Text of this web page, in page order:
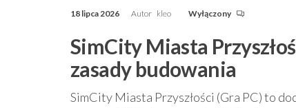
18 lipca 2026 Autor kleo Wyłączony
SimCity Miasta
zasady budowania
SimCity Miasta Przyszłości (Gra PC) to